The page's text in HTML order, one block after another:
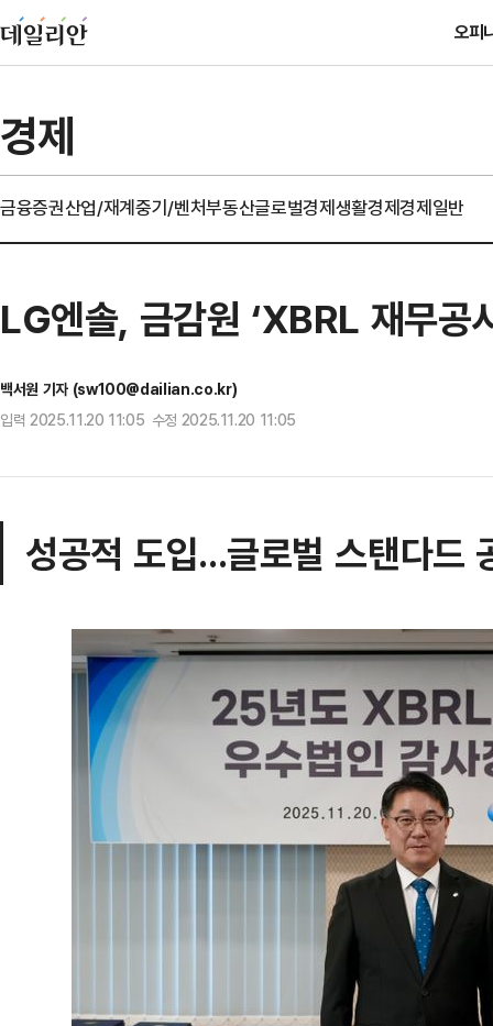
오피
경제
금융증권산업/재계중기/벤처부동산글로벌경제생활경제경제일반
LG엔솔, 금감원 ‘XBRL 재무공
백서원 기자 (sw100@dailian.co.kr)
입력 2025.11.20 11:05 수정 2025.11.20 11:05
성공적 도입...글로벌 스탠다드